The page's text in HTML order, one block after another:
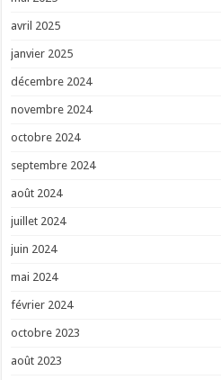
avril 2025
janvier 2025
décembre 2024
novembre 2024
octobre 2024
septembre 2024
août 2024
juillet 2024
juin 2024
mai 2024
février 2024
octobre 2023
août 2023